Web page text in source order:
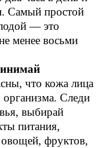
Самый простой
— это
менее восьми
что кожа лица
организма. Следи
выбирай
питания,
фруктов,